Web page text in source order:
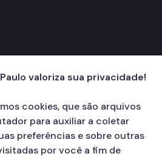
valoriza sua privacidade!
cookies, que são arquivos
para auxiliar a coletar
preferências e sobre outras
por você a fim de